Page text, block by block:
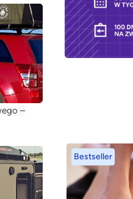
–
Bestseller